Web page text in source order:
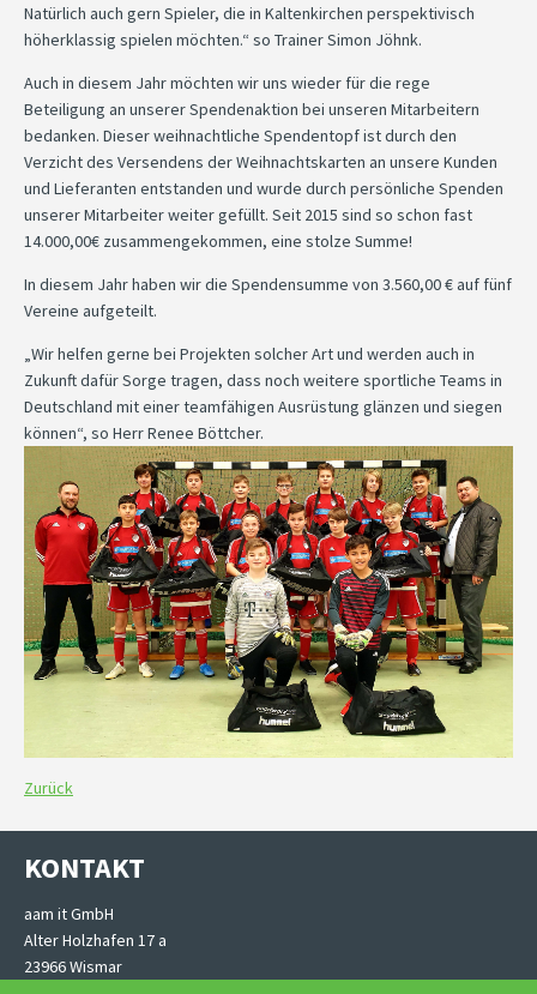
Natürlich auch gern Spieler, die in Kaltenkirchen perspektivisch
höherklassig spielen möchten.“ so Trainer Simon Jöhnk.
Auch in diesem Jahr möchten wir uns wieder für die rege
Beteiligung an unserer Spendenaktion bei unseren Mitarbeitern
bedanken. Dieser weihnachtliche Spendentopf ist durch den
Verzicht des Versendens der Weihnachtskarten an unsere Kunden
und Lieferanten entstanden und wurde durch persönliche Spenden
unserer Mitarbeiter weiter gefüllt. Seit 2015 sind so schon fast
14.000,00€ zusammengekommen, eine stolze Summe!
In diesem Jahr haben wir die Spendensumme von 3.560,00 € auf fünf
Vereine aufgeteilt.
„Wir helfen gerne bei Projekten solcher Art und werden auch in
Zukunft dafür Sorge tragen, dass noch weitere sportliche Teams in
Deutschland mit einer teamfähigen Ausrüstung glänzen und siegen
können“, so Herr Renee Böttcher.
Zurück
KONTAKT
aam it GmbH
Alter Holzhafen 17 a
23966 Wismar